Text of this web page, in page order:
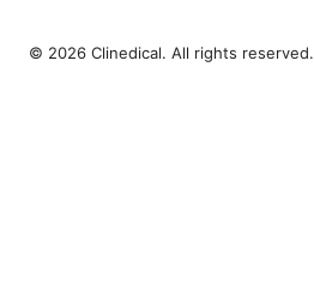
© 2026 Clinedical. All rights reserved.